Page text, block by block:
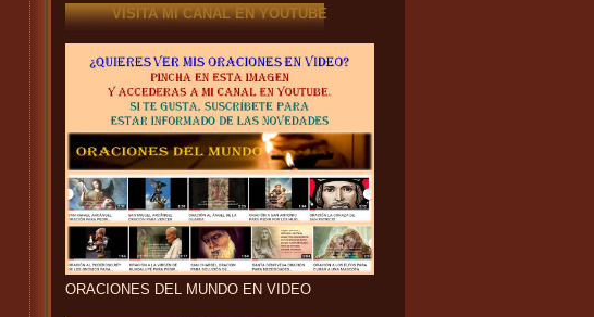
VISITA MI CANAL EN YOUTUBE
ORACIONES DEL MUNDO EN VIDEO